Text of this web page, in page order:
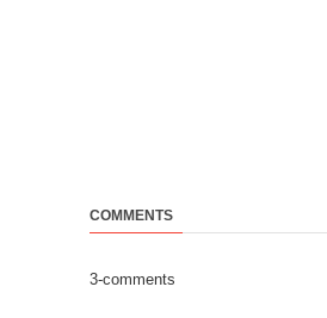
COMMENTS
3-comments